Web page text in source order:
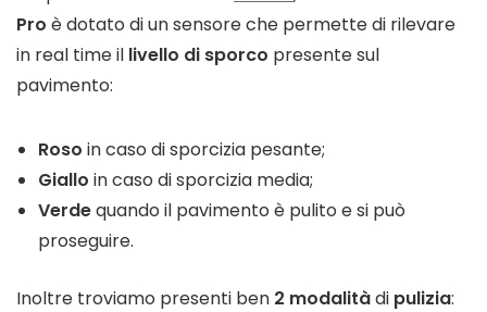
Pro è dotato di un sensore che permette di rilevare
in real time il livello di sporco presente sul
pavimento:
Roso in caso di sporcizia pesante;
Giallo in caso di sporcizia media;
Verdequando il pavimento è pulito e si può
proseguire.
Inoltre troviamo presenti ben 2 modalitàdi pulizia: